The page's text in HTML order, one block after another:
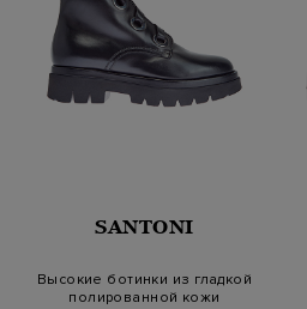
SANTONI
Высокие ботинки из гладкой
полированной кожи